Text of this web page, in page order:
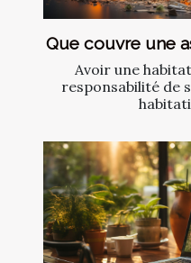
Que couvre une
Avoir une
responsabilité de